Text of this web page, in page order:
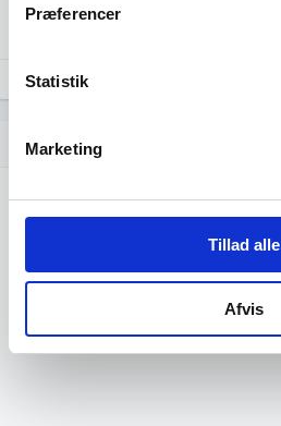
Præferencer
Statistik
Marketing
Tillad alle
Afvis
Kilde: Specialudtræk fra CVR.
bar_chart Fordeling af størrelser